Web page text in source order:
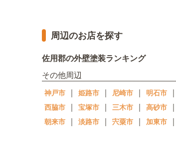
周辺のお店を探す
佐用郡の外壁塗装ランキング
その他周辺
神戸市 ｜ 姫路市 ｜ 尼崎市 ｜ 明石市 ｜
西脇市 ｜ 宝塚市 ｜ 三木市 ｜ 高砂市 ｜
朝来市 ｜ 淡路市 ｜ 宍粟市 ｜ 加東市 ｜